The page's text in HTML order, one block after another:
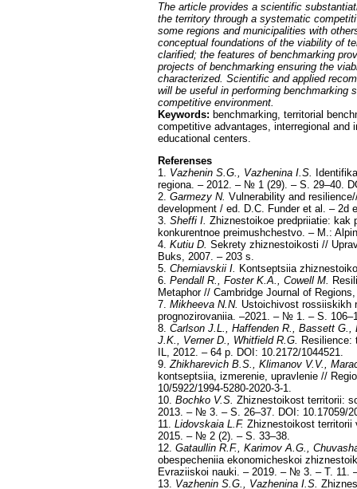
The article provides a scientific
the territory through a systematic
some regions and municipalities with
conceptual foundations of the viability of
clarified; the features of benchmarking
projects of benchmarking ensuring the
characterized. Scientific and applied
will be useful in performing benchmarking
competitive environment.
Keywords: benchmarking, territorial
competitive advantages, interregional and
educational centers.
Referenses
1. Vazhenin S.G., Vazhenina I.S.
regiona. – 2012. – № 1 (29). – S. 29–40.
2. Garmezy N. Vulnerability and
development / ed. D.C. Funder et al. – 2d
3. Sheffi I. Zhiznestoikoe predpriiatie: kak
konkurentnoe preimushchestvo. – M.:
4. Kutiu D. Sekrety zhiznestoikosti //
Buks, 2007. – 203 s.
5. Cherniavskii I. Kontseptsiia
6. Pendall R., Foster K.A., Cowell M.
Metaphor // Cambridge Journal of
7. Mikheeva N.N. Ustoichivost rossiiskikh
prognozirovaniia. –2021. – № 1. – S.
8. Carlson J.L., Haffenden R., Bassett
J.K., Verner D., Whitfield R.G. Resilience:
IL, 2012. – 64 p. DOI: 10.2172/1044521.
9.Zhikharevich B.S., Klimanov V.V.,
kontseptsiia, izmerenie, upravlenie //
10/5922/1994-5280-2020-3-1.
10. Bochko V.S. Zhiznestoikost territorii:
2013. – № 3. – S. 26–37. DOI: 10.17059/
11. Lidovskaia L.F. Zhiznestoikost territorii
2015. – № 2 (2). – S. 33–38.
12. Gataullin R.F., Karimov A.G.,
obespecheniia ekonomicheskoi
Evraziiskoi nauki. – 2019. – № 3. – T. 11.
13. Vazhenin S.G., Vazhenina I.S.